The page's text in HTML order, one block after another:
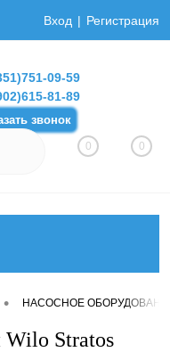
Вход Регистрация
09-59
81-89
звонок
0 0
• НАСОСНОЕ
Stratos